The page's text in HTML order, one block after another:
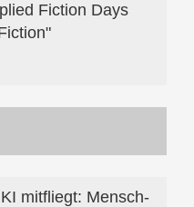
Fiction Days
mitfliegt: Mensch-